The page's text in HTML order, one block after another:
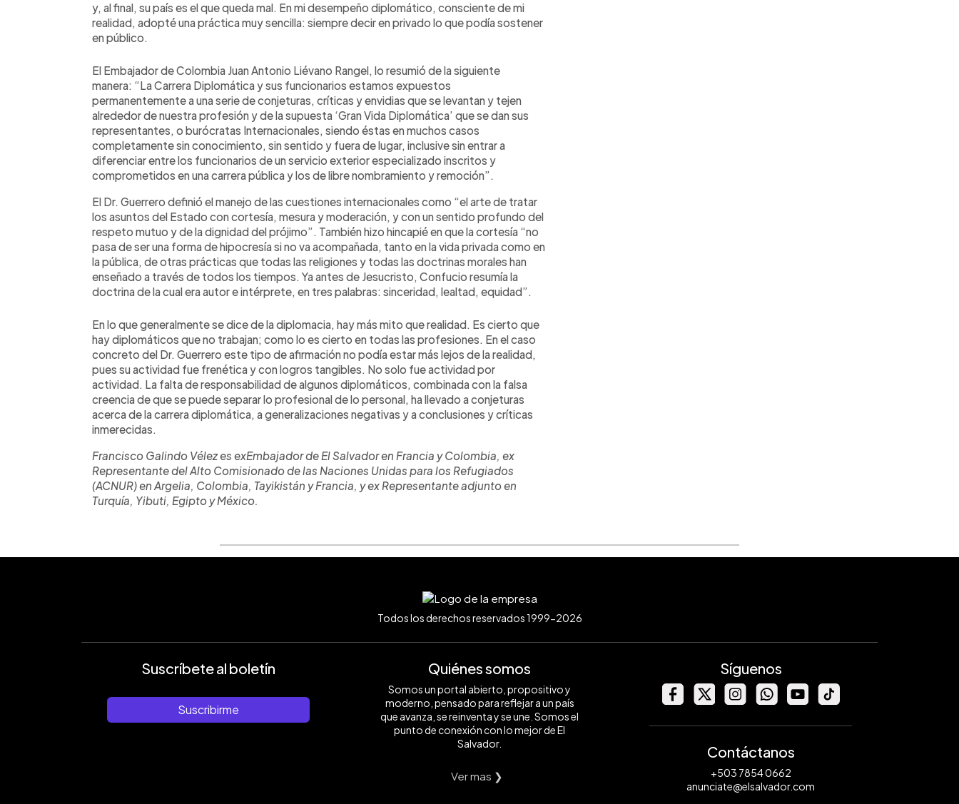
y, al final, su país es el que queda mal. En mi desempeño diplomático, consciente de mi
realidad, adopté una práctica muy sencilla: siempre decir en privado lo que podía sostener
en público.
El Embajador de Colombia Juan Antonio Liévano Rangel, lo resumió de la siguiente
manera: “La Carrera Diplomática y sus funcionarios estamos expuestos
permanentemente a una serie de conjeturas, críticas y envidias que se levantan y tejen
alrededor de nuestra profesión y de la supuesta ‘Gran Vida Diplomática’ que se dan sus
representantes, o burócratas Internacionales, siendo éstas en muchos casos
completamente sin conocimiento, sin sentido y fuera de lugar, inclusive sin entrar a
diferenciar entre los funcionarios de un servicio exterior especializado inscritos y
comprometidos en una carrera pública y los de libre nombramiento y remoción”.
El Dr. Guerrero definió el manejo de las cuestiones internacionales como “el arte de tratar
los asuntos del Estado con cortesía, mesura y moderación, y con un sentido profundo del
respeto mutuo y de la dignidad del prójimo”. También hizo hincapié en que la cortesía “no
pasa de ser una forma de hipocresía si no va acompañada, tanto en la vida privada como en
la pública, de otras prácticas que todas las religiones y todas las doctrinas morales han
enseñado a través de todos los tiempos. Ya antes de Jesucristo, Confucio resumía la
doctrina de la cual era autor e intérprete, en tres palabras: sinceridad, lealtad, equidad”.
En lo que generalmente se dice de la diplomacia, hay más mito que realidad. Es cierto que
hay diplomáticos que no trabajan; como lo es cierto en todas las profesiones. En el caso
concreto del Dr. Guerrero este tipo de afirmación no podía estar más lejos de la realidad,
pues su actividad fue frenética y con logros tangibles. No solo fue actividad por
actividad. La falta de responsabilidad de algunos diplomáticos, combinada con la falsa
creencia de que se puede separar lo profesional de lo personal, ha llevado a conjeturas
acerca de la carrera diplomática, a generalizaciones negativas y a conclusiones y críticas
inmerecidas.
Francisco Galindo Vélez es exEmbajador de El Salvador en Francia y Colombia, ex
Representante del Alto Comisionado de las Naciones Unidas para los Refugiados
(ACNUR) en Argelia, Colombia, Tayikistán y Francia, y ex Representante adjunto en
Turquía, Yibuti, Egipto y México.
Todos los derechos reservados 1999-2026
Suscríbete al boletín
Suscribirme
Quiénes somos
Somos un portal abierto, propositivo y
moderno, pensado para reflejar a un país
que avanza, se reinventa y se une. Somos el
punto de conexión con lo mejor de El
Salvador.
Ver mas ❯
Síguenos
Contáctanos
+503 7854 0662
anunciate@elsalvador.com